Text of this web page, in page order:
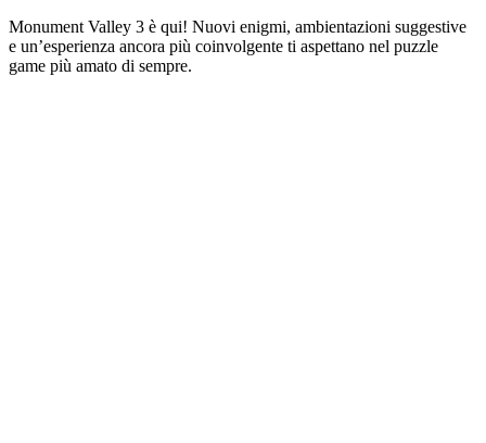
Monument Valley 3 è qui! Nuovi enigmi, ambientazioni suggestive
e un’esperienza ancora più coinvolgente ti aspettano nel puzzle
game più amato di sempre.